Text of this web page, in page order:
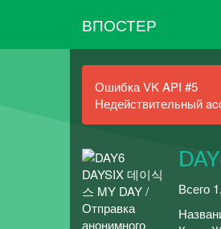
ВПОСТЕР
Ошибка VK API #5
Недействительный
Всего